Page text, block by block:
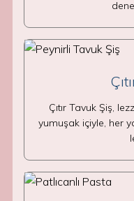
Çıtır Tavuk Şiş,
yumuşak içiyle, her